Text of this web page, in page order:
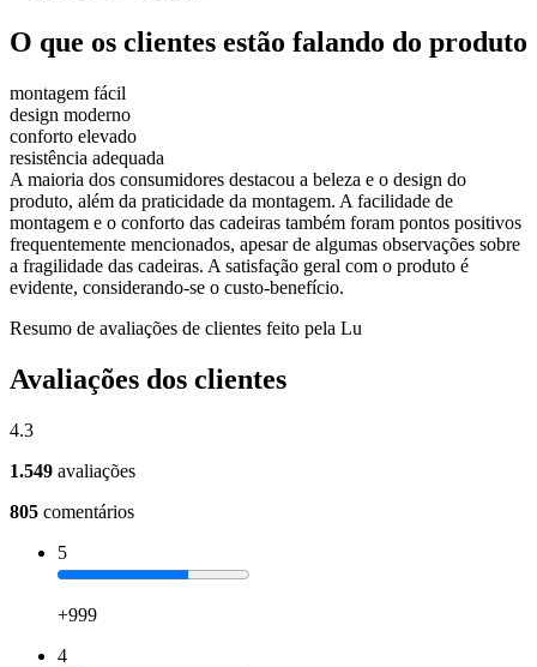
O que os clientes estão falando do produto
montagem fácil
design moderno
conforto elevado
resistência adequada
A maioria dos consumidores destacou a beleza e o design do
produto, além da praticidade da montagem. A facilidade de
montagem e o conforto das cadeiras também foram pontos positivos
frequentemente mencionados, apesar de algumas observações sobre
a fragilidade das cadeiras. A satisfação geral com o produto é
evidente, considerando-se o custo-benefício.
Resumo de avaliações de clientes feito pela Lu
Avaliações dos clientes
4.3
1.549 avaliações
805 comentários
5
+999
4